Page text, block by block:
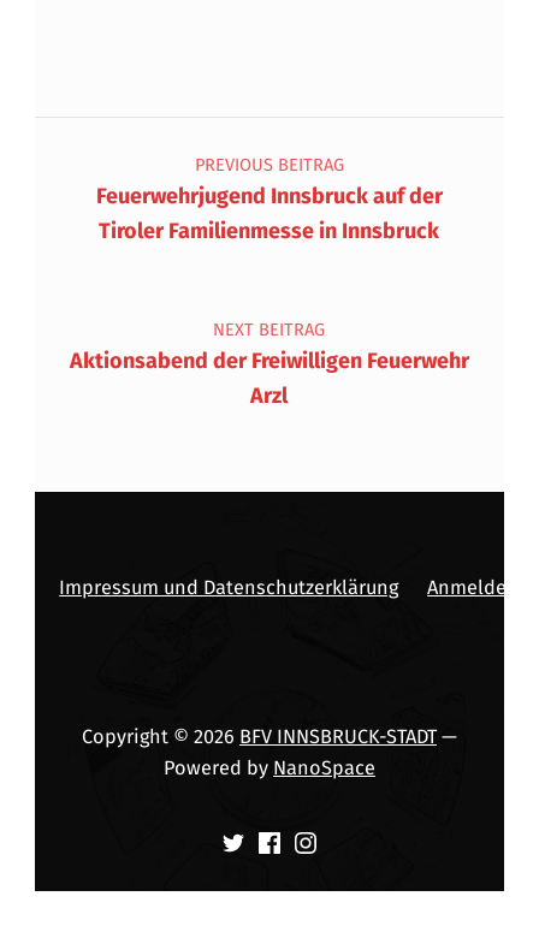
Beitragsnavigation
PREVIOUS BEITRAG
Feuerwehrjugend Innsbruck auf der
Tiroler Familienmesse in Innsbruck
NEXT BEITRAG
Aktionsabend der Freiwilligen Feuerwehr
Arzl
Impressum und Datenschutzerklärung Anmelden
Copyright © 2026 BFV INNSBRUCK-STADT—
Powered by NanoSpace